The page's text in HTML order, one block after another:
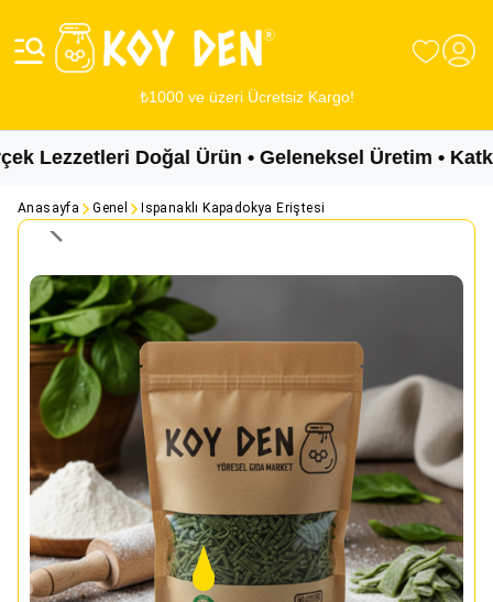
₺1000 ve üzeri Ücretsiz Kargo!
Lezzetleri Doğal Ürün • Geleneksel Üretim •
Anasayfa Genel Ispanaklı Kapadokya Eriştesi